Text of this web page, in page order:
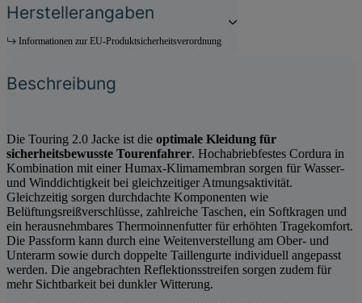
Herstellerangaben
Informationen zur EU-Produktsicherheitsverordnung
Beschreibung
Die Touring 2.0 Jacke ist die optimale Kleidung für
sicherheitsbewusste Tourenfahrer. Hochabriebfestes Cordura in
Kombination mit einer Humax-Klimamembran sorgen für Wasser-
und Winddichtigkeit bei gleichzeitiger Atmungsaktivität.
Gleichzeitig sorgen durchdachte Komponenten wie
Belüftungsreißverschlüsse, zahlreiche Taschen, ein Softkragen und
ein herausnehmbares Thermoinnenfutter für erhöhten Tragekomfort.
Die Passform kann durch eine Weitenverstellung am Ober- und
Unterarm sowie durch doppelte Taillengurte individuell angepasst
werden. Die angebrachten Reflektionsstreifen sorgen zudem für
mehr Sichtbarkeit bei dunkler Witterung.